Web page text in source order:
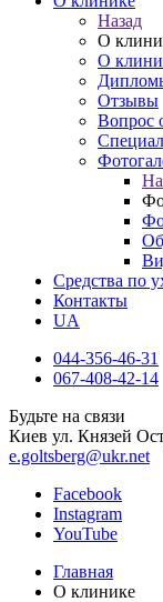
Назад
О
О
Отзывы
Вопрос
Средства по
Контакты
UA
044-356-46-31
067-408-42-14
Будьте на связи
Киев ул. Князей
e.goltsberg@ukr.net
Facebook
Instagram
YouTube
Главная
О клинике